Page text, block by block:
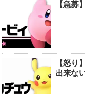
【急募
【怒り
出来な